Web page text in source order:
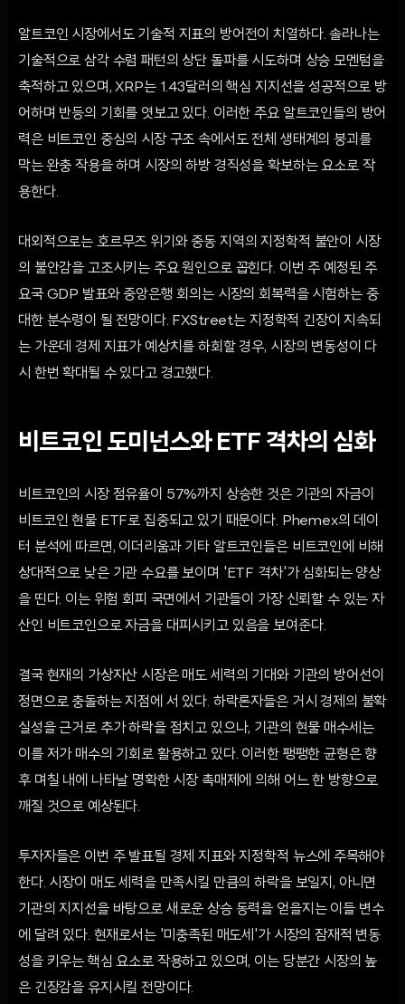
알트코인 시장에서도 기술적 지표의 방어전이 치열하다. 솔라나는
기술적으로 삼각 수렴 패턴의 상단 돌파를 시도하며 상승 모멘텀을
축적하고 있으며, XRP는 1.43달러의 핵심 지지선을 성공적으로 방
어하며 반등의 기회를 엿보고 있다. 이러한 주요 알트코인들의 방어
력은 비트코인 중심의 시장 구조 속에서도 전체 생태계의 붕괴를
막는 완충 작용을 하며 시장의 하방 경직성을 확보하는 요소로 작
용한다.
대외적으로는 호르무즈 위기와 중동 지역의 지정학적 불안이 시장
의 불안감을 고조시키는 주요 원인으로 꼽힌다. 이번 주 예정된 주
요국 GDP 발표와 중앙은행 회의는 시장의 회복력을 시험하는 중
대한 분수령이 될 전망이다. FXStreet는 지정학적 긴장이 지속되
는 가운데 경제 지표가 예상치를 하회할 경우, 시장의 변동성이 다
시 한번 확대될 수 있다고 경고했다.
비트코인 도미넌스와 ETF 격차의 심화
비트코인의 시장 점유율이 57%까지 상승한 것은 기관의 자금이
비트코인 현물 ETF로 집중되고 있기 때문이다. Phemex의 데이
터 분석에 따르면, 이더리움과 기타 알트코인들은 비트코인에 비해
상대적으로 낮은 기관 수요를 보이며 'ETF 격차'가 심화되는 양상
을 띤다. 이는 위험 회피 국면에서 기관들이 가장 신뢰할 수 있는 자
산인 비트코인으로 자금을 대피시키고 있음을 보여준다.
결국 현재의 가상자산 시장은 매도 세력의 기대와 기관의 방어선이
정면으로 충돌하는 지점에 서 있다. 하락론자들은 거시 경제의 불확
실성을 근거로 추가 하락을 점치고 있으나, 기관의 현물 매수세는
이를 저가 매수의 기회로 활용하고 있다. 이러한 팽팽한 균형은 향
후 며칠 내에 나타날 명확한 시장 촉매제에 의해 어느 한 방향으로
깨질 것으로 예상된다.
투자자들은 이번 주 발표될 경제 지표와 지정학적 뉴스에 주목해야
한다. 시장이 매도 세력을 만족시킬 만큼의 하락을 보일지, 아니면
기관의 지지선을 바탕으로 새로운 상승 동력을 얻을지는 이들 변수
에 달려 있다. 현재로서는 '미충족된 매도세'가 시장의 잠재적 변동
성을 키우는 핵심 요소로 작용하고 있으며, 이는 당분간 시장의 높
은 긴장감을 유지시킬 전망이다.